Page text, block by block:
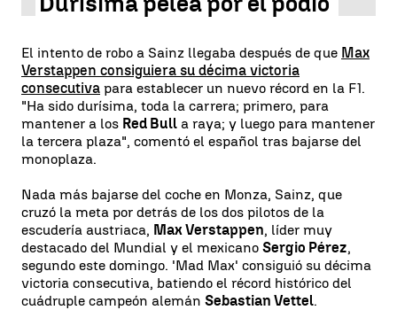
El intento de robo a Sainz llegaba después de que Max
Verstappen consiguiera su décima victoria
consecutiva para establecer un nuevo récord en la F1.
"Ha sido durísima, toda la carrera; primero, para
mantener a los Red Bull a raya; y luego para mantener
la tercera plaza", comentó el español tras bajarse del
monoplaza.
Nada más bajarse del coche en Monza, Sainz, que
cruzó la meta por detrás de los dos pilotos de la
escudería austriaca, Max Verstappen, líder muy
destacado del Mundial y el mexicano Sergio Pérez,
segundo este domingo. 'Mad Max' consiguió su décima
victoria consecutiva, batiendo el récord histórico del
cuádruple campeón alemán Sebastian Vettel.